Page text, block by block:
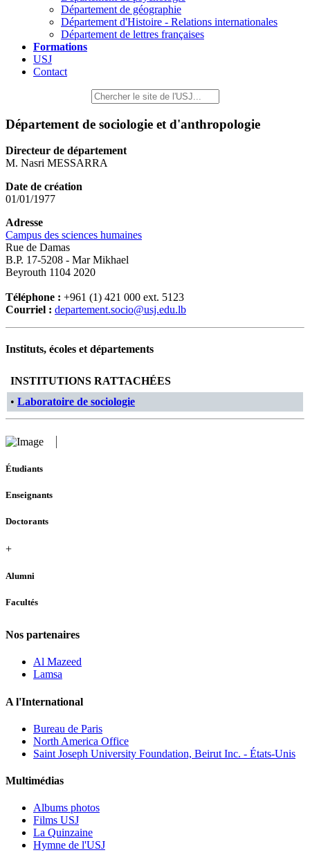
Département de géographie
Département d'Histoire - Relations internationales
Département de lettres françaises
Formations
USJ
Contact
Département de sociologie et d'anthropologie
Directeur de département
M. Nasri MESSARRA
Date de création
01/01/1977
Adresse
Campus des sciences humaines
Rue de Damas
B.P. 17-5208 - Mar Mikhael
Beyrouth 1104 2020
Téléphone : +961 (1) 421 000 ext. 5123
Courriel : departement.socio@usj.edu.lb
Instituts, écoles et départements
INSTITUTIONS RATTACHÉES
• Laboratoire de sociologie
Étudiants
Enseignants
Doctorants
+
Alumni
Facultés
Nos partenaires
Al Mazeed
Lamsa
A l'International
Bureau de Paris
North America Office
Saint Joseph University Foundation, Beirut Inc. - États-Unis
Multimédias
Albums photos
Films USJ
La Quinzaine
Hymne de l'USJ